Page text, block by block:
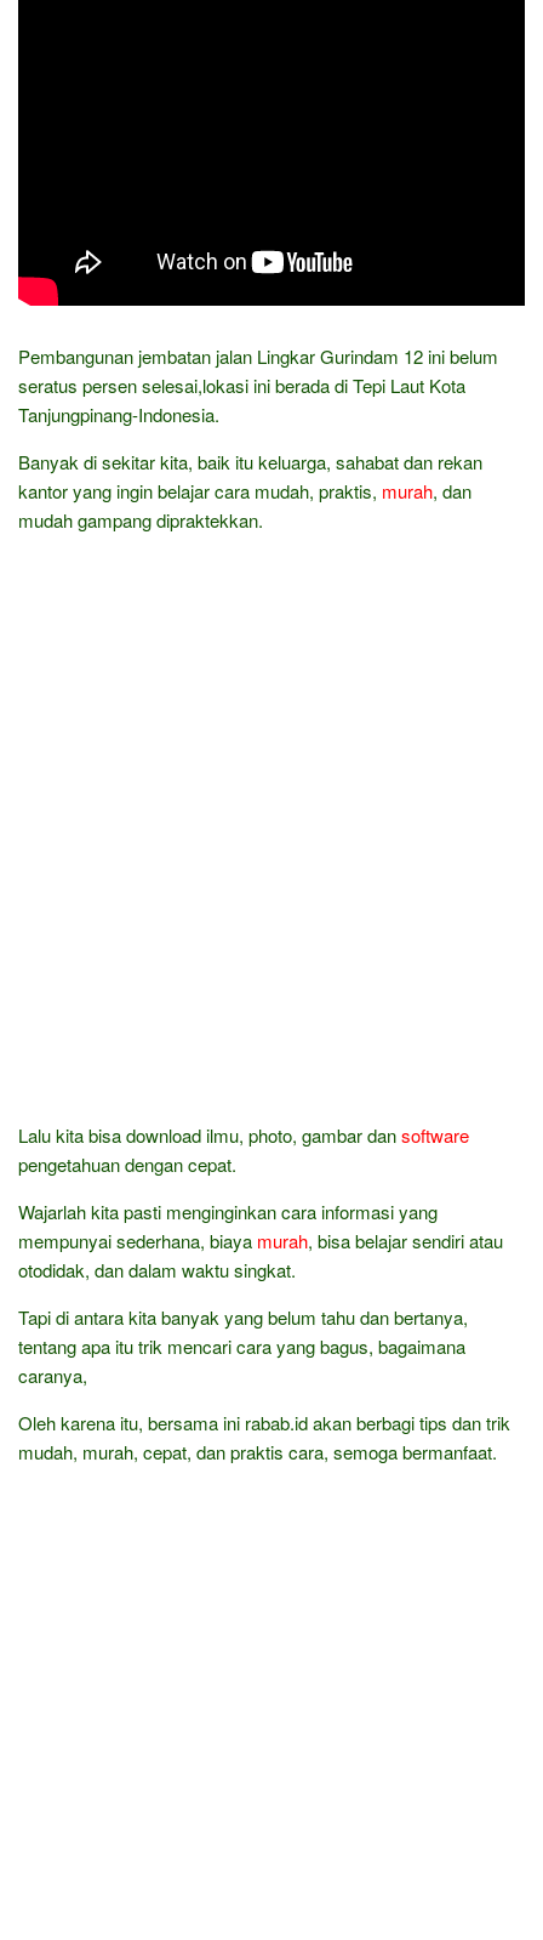
Pembangunan jembatan jalan Lingkar Gurindam 12 ini belum
seratus persen selesai,lokasi ini berada di Tepi Laut Kota
Tanjungpinang-Indonesia.
Banyak di sekitar kita, baik itu keluarga, sahabat dan rekan
kantor yang ingin belajar cara mudah, praktis, murah, dan
mudah gampang dipraktekkan.
Lalu kita bisa download ilmu, photo, gambar dansoftware
pengetahuan dengan cepat.
Wajarlah kita pasti menginginkan cara informasi yang
mempunyai sederhana, biaya murah, bisa belajar sendiri atau
otodidak, dan dalam waktu singkat.
Tapi di antara kita banyak yang belum tahu dan bertanya,
tentang apa itu trik mencari cara yang bagus, bagaimana
caranya,
Oleh karena itu, bersama ini rabab.id akan berbagi tips dan trik
mudah, murah, cepat, dan praktis cara, semoga bermanfaat.